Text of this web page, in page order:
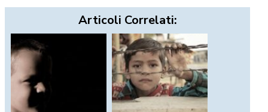
Articoli Correlati: